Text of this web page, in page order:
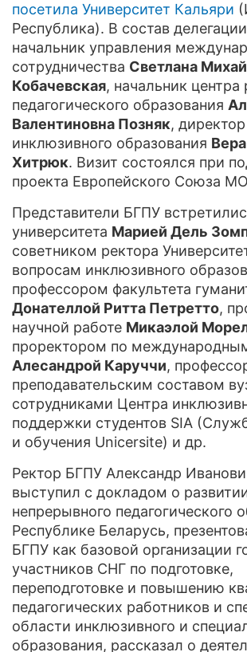
посетила Университет Кальяри
Республика). В состав
начальник управления
сотрудничества Светлана
Кобачевская, начальник центра
педагогического образования
Валентиновна Позняк,
инклюзивного образования
Хитрюк. Визит состоялся при
проекта Европейского Союза
Представители БГПУ
университета Марией Дель
советником ректора
вопросам инклюзивного
профессором факультета
Донателлой Ритта Петретто,
научной работе Микаэлой
проректором по
Алесандрой Каруччи,
преподавательским составом
сотрудниками Центра
поддержки студентов SIA
и обучения Unicersite) и др.
Ректор БГПУ Александр
выступил с докладом о
непрерывного педагогического
Республике Беларусь,
БГПУ как базовой организации
участников СНГ по подготовке,
переподготовке и повышению
педагогических работников и
области инклюзивного и
образования, рассказал о